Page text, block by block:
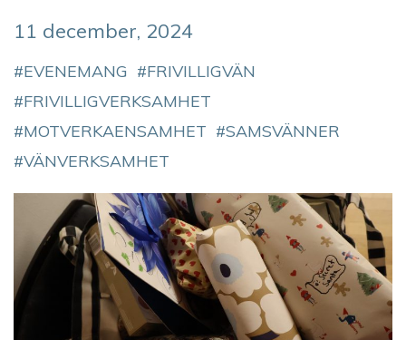
11 december, 2024
EVENEMANG
FRIVILLIGVÄN
FRIVILLIGVERKSAMHET
MOTVERKAENSAMHET
SAMSVÄNNER
VÄNVERKSAMHET